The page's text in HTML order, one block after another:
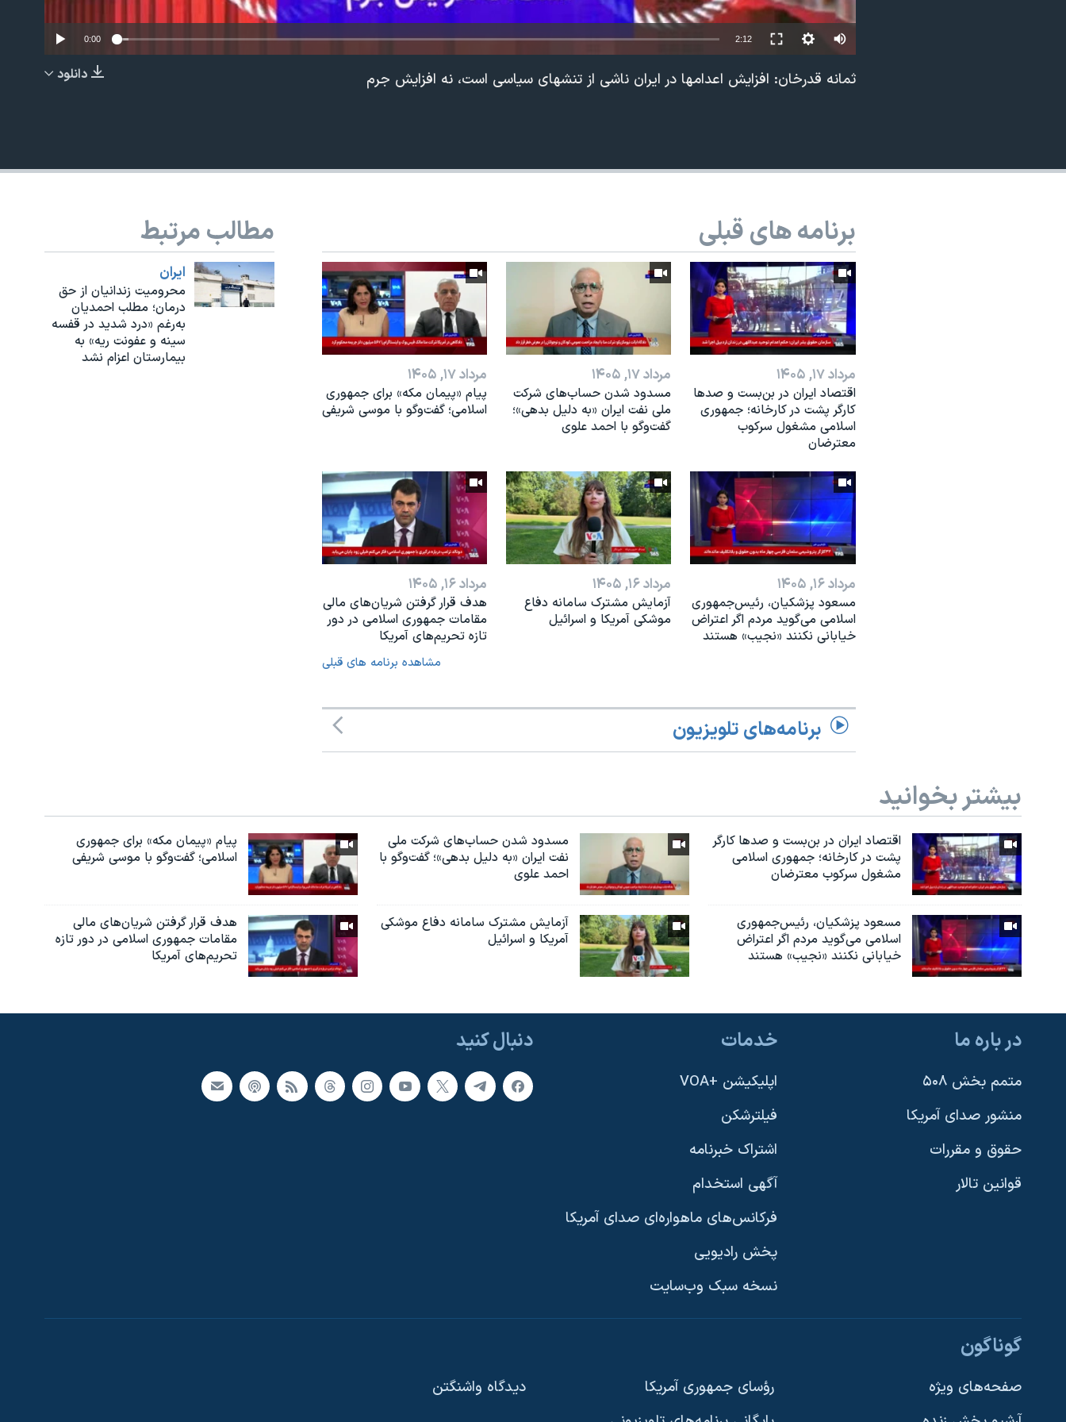
دنبال کنید
EMBED
0:00 2:12
دانلود ثمانه قدرخان: افزایش اعدامها در ایران ناشی از تنشهای سیاسی است، نه افزایش جرم
مطالب مرتبط
ايران
محرومیت زندانیان از حق
درمان؛ مطلب احمدیان
به‌رغم «درد شدید در قفسه
سینه و عفونت ریه» به
بیمارستان اعزام نشد
برنامه های قبلی
مرداد ۱۷, ۱۴۰۵
اقتصاد ایران در بن‌بست و صدها
کارگر پشت در کارخانه؛ جمهوری
اسلامی مشغول سرکوب
معترضان
مرداد ۱۷, ۱۴۰۵
مسدود شدن حساب‌های شرکت
ملی نفت ایران «به دلیل بدهی»؛
گفت‌و‌گو با احمد علوی
مرداد ۱۷, ۱۴۰۵
پیام «پیمان مکه» برای جمهوری
اسلامی؛ گفت‌وگو با موسی شریفی
مرداد ۱۶, ۱۴۰۵
مسعود پزشکیان، رئيس‌جمهوری
اسلامی می‌گوید مردم اگر اعتراض
خیابانی نکنند «نجیب» هستند
مرداد ۱۶, ۱۴۰۵
آزمایش مشترک سامانه دفاع
موشکی آمریکا و اسرائیل
مرداد ۱۶, ۱۴۰۵
هدف قرار گرفتن شریان‌های مالی
مقامات جمهوری اسلامی در دور
تازه تحریم‌های آمریکا
مشاهده برنامه های قبلی
برنامه‌های تلویزیون
بیشتر بخوانید
اقتصاد ایران در بن‌بست و صدها کارگر
پشت در کارخانه؛ جمهوری اسلامی
مشغول سرکوب معترضان
مسدود شدن حساب‌های شرکت ملی
نفت ایران «به دلیل بدهی»؛ گفت‌و‌گو با
احمد علوی
پیام «پیمان مکه» برای جمهوری
اسلامی؛ گفت‌وگو با موسی شریفی
مسعود پزشکیان، رئيس‌جمهوری
اسلامی می‌گوید مردم اگر اعتراض
خیابانی نکنند «نجیب» هستند
آزمایش مشترک سامانه دفاع موشکی
آمریکا و اسرائیل
هدف قرار گرفتن شریان‌های مالی
مقامات جمهوری اسلامی در دور تازه
تحریم‌های آمریکا
دنبال کنید در باره ما
متمم بخش ۵۰۸
منشور صدای آمریکا
حقوق و مقررات
قوانین تالار
خدمات
اپلیکیشن +VOA
فیلترشکن
اشتراک خبرنامه
آگهی استخدام
فرکانس‌های ماهواره‌ای صدای آمریکا
پخش رادیویی
نسخه سبک وب‌سایت
گوناگون
صفحه‌های ویژه
رؤسای جمهوری آمریکا
دیدگاه‌ واشنگتن